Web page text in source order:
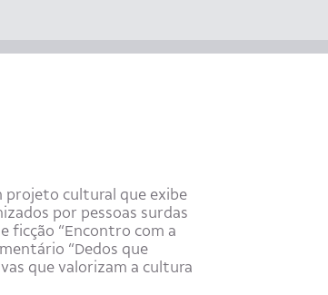
projeto cultural que exibe
por pessoas surdas
ficção “Encontro com a
“Dedos que
que valorizam a cultura